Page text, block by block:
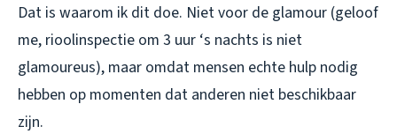
Dat is waarom ik dit doe. Niet voor de glamour (geloof
me, rioolinspectie om 3 uur ‘s nachts is niet
glamoureus), maar omdat mensen echte hulp nodig
hebben op momenten dat anderen niet beschikbaar
zijn.